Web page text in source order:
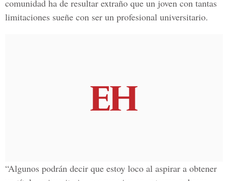
comunidad ha de resultar extraño que un joven con tantas
limitaciones sueñe con ser un profesional universitario.
“Algunos podrán decir que estoy loco al aspirar a obtener